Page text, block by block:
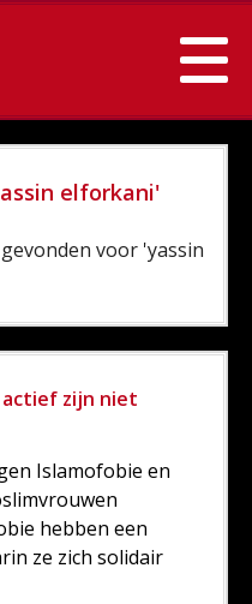
elforkani'
voor 'yassin
actief zijn niet
Islamofobie en
hebben een
ze zich solidair